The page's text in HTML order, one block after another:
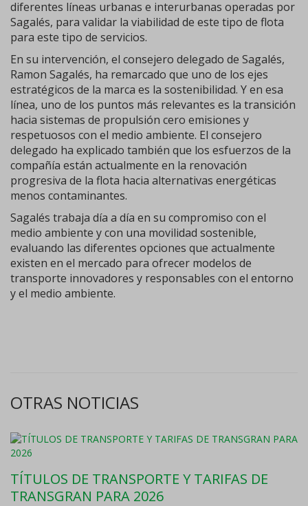
diferentes líneas urbanas e interurbanas operadas por
Sagalés, para validar la viabilidad de este tipo de flota
para este tipo de servicios.
En su intervención, el consejero delegado de Sagalés,
Ramon Sagalés, ha remarcado que uno de los ejes
estratégicos de la marca es la sostenibilidad. Y en esa
línea, uno de los puntos más relevantes es la transición
hacia sistemas de propulsión cero emisiones y
respetuosos con el medio ambiente. El consejero
delegado ha explicado también que los esfuerzos de la
compañía están actualmente en la renovación
progresiva de la flota hacia alternativas energéticas
menos contaminantes.
Sagalés trabaja día a día en su compromiso con el
medio ambiente y con una movilidad sostenible,
evaluando las diferentes opciones que actualmente
existen en el mercado para ofrecer modelos de
transporte innovadores y responsables con el entorno
y el medio ambiente.
OTRAS NOTICIAS
TÍTULOS DE TRANSPORTE Y TARIFAS DE
TRANSGRAN PARA 2026